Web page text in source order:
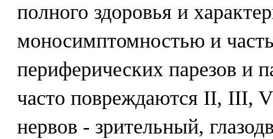
полного здоровья и
моносимптомностью и
периферических парезов и
часто повреждаются II, III,
нервов - зрительный,